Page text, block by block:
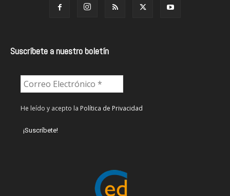
Suscríbete a nuestro boletín
He leído y acepto la Política de Privacidad